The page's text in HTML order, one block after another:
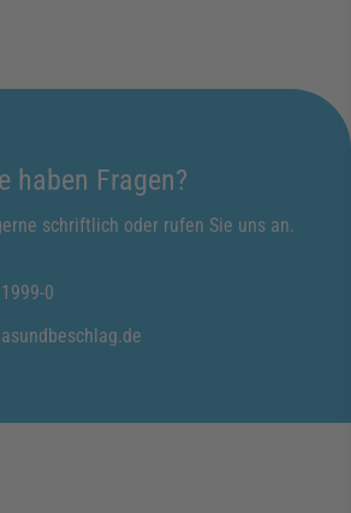
haben Fragen?
schriftlich oder rufen Sie uns an.
0